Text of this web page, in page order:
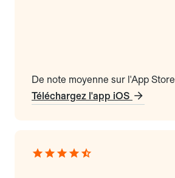
De note moyenne sur l'App Store
Téléchargez l'app iOS